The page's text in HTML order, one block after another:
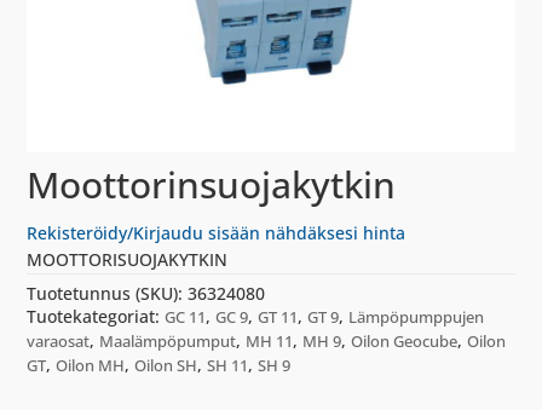
Moottorinsuojakytkin
Rekisteröidy/Kirjaudu sisään nähdäksesi hinta
MOOTTORISUOJAKYTKIN
Tuotetunnus (SKU):36324080
Tuotekategoriat:GC 11,GC 9,GT 11,GT 9, Lämpöpumppujen
varaosat, Maalämpöpumput, MH 11, MH 9,Oilon Geocube,Oilon
GT,Oilon MH,Oilon SH,SH 11,SH 9